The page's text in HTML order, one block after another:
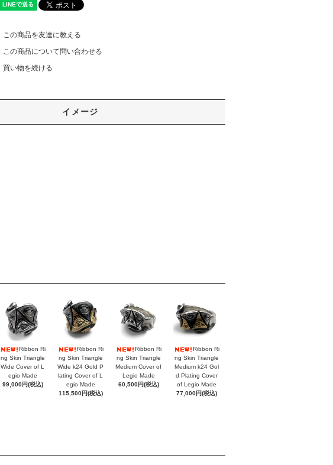
この商品を友達に教える
この商品について問い合わせる
買い物を続ける
イメージ
Ribbon Ri
ng Skin Triangle
Wide Cover of L
egio Made
99,000円(税込)
Ribbon Ri
ng Skin Triangle
Wide k24 Gold P
lating Cover of L
egio Made
115,500円(税込)
Ribbon Ri
ng Skin Triangle
Medium Cover of
Legio Made
60,500円(税込)
Ribbon Ri
ng Skin Triangle
Medium k24 Gol
d Plating Cover
of Legio Made
77,000円(税込)